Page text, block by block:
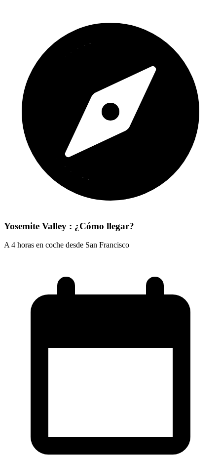
Yosemite Valley : ¿Cómo llegar?
A 4 horas en coche desde San Francisco